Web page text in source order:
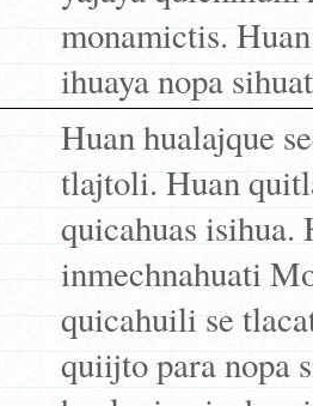
monamictis.
ihuaya nopa
Huan hualajque
tlajtoli. Huan
quicahuas isihua.
inmechnahuati
quicahuili se
quiijto para nopa